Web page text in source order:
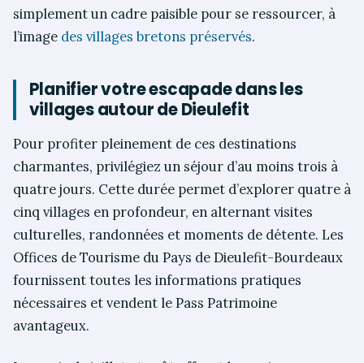
simplement un cadre paisible pour se ressourcer, à
l’image des villages bretons préservés.
Planifier votre escapade dans les
villages autour de Dieulefit
Pour profiter pleinement de ces destinations
charmantes, privilégiez un séjour d’au moins trois à
quatre jours. Cette durée permet d’explorer quatre à
cinq villages en profondeur, en alternant visites
culturelles, randonnées et moments de détente. Les
Offices de Tourisme du Pays de Dieulefit-Bourdeaux
fournissent toutes les informations pratiques
nécessaires et vendent le Pass Patrimoine
avantageux.